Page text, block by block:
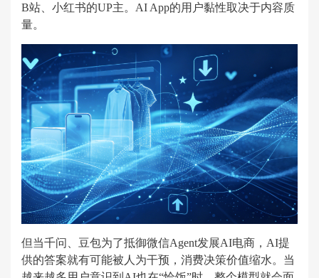
B站、小红书的UP主。AI App的用户黏性取决于内容质
量。
但当千问、豆包为了抵御微信Agent发展AI电商，AI提
供的答案就有可能被人为干预，消费决策价值缩水。当